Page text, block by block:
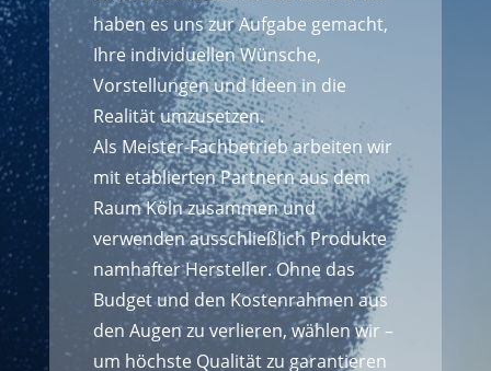
haben es uns zur Aufgabe gemacht,
Ihre individuellen Wünsche,
Vorstellungen und Ideen in die
Realität umzusetzen.
Als Meister-Fachbetrieb arbeiten wir
mit etablierten Partnern aus dem
Raum Köln zusammen und
verwenden ausschließlich Produkte
namhafter Hersteller. Ohne das
Budget und den Kostenrahmen aus
den Augen zu verlieren, wählen wir –
um höchste Qualität zu garantieren